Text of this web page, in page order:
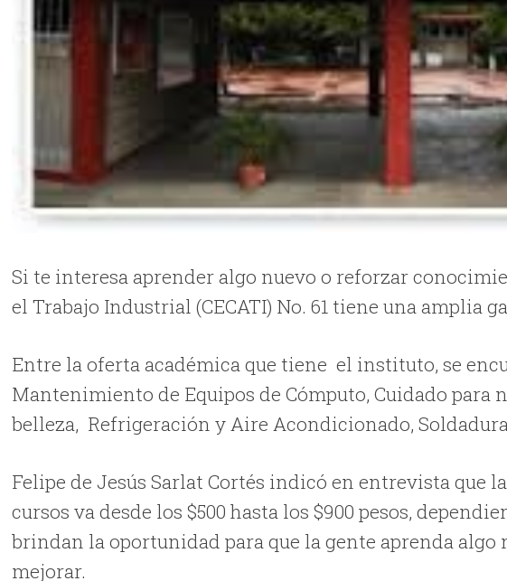
Si te interesa aprender algo nuevo o reforzar
el Trabajo Industrial (CECATI) No. 61 tiene una amplia
Entre la oferta académica que tiene el instituto, se
Mantenimiento de Equipos de Cómputo, Cuidado para
belleza, Refrigeración y Aire Acondicionado,
Felipe de Jesús Sarlat Cortés indicó en entrevista que
cursos va desde los $500 hasta los $900 pesos,
brindan la oportunidad para que la gente aprenda algo
mejorar.